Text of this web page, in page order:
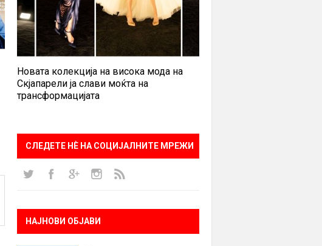
Новата колекција на висока мода на
Скјапарели ја слави моќта на
трансформацијата
СЛЕДЕТЕ НÈ НА СОЦИЈАЛНИТЕ МРЕЖИ
НАЈНОВИ ОБЈАВИ